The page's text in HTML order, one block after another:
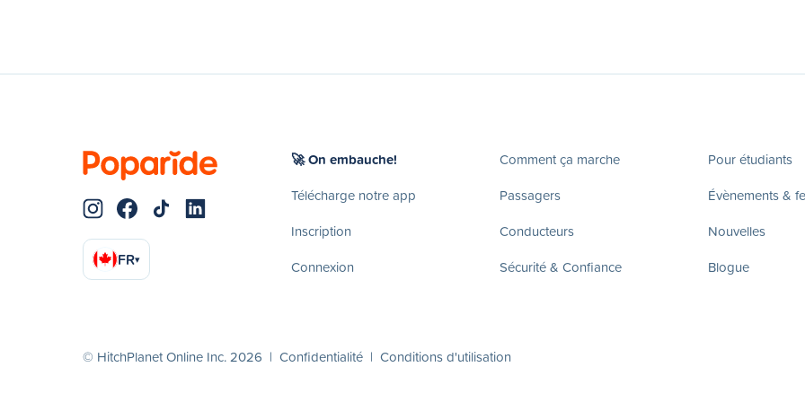
FR▾
🚀 On embauche!
Télécharge notre app
Inscription
Connexion
Comment ça marche
Passagers
Conducteurs
Sécurité & Confiance
Pour étudiants
Évènements &
Nouvelles
Blogue
© HitchPlanet Online Inc. 2026 | Confidentialité | Conditions d'utilisation